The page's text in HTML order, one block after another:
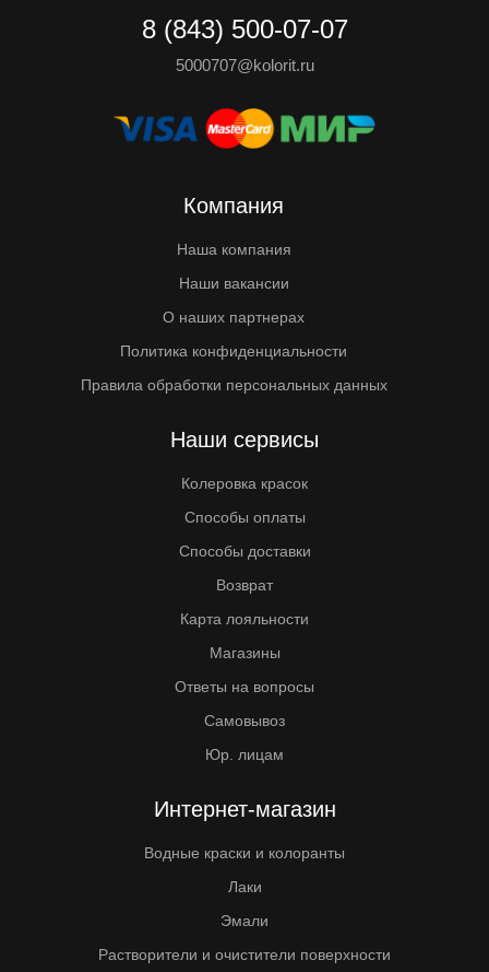
8 (843) 500-07-07
5000707@kolorit.ru
Компания
Наша компания
Наши вакансии
О наших партнерах
Политика конфиденциальности
Правила обработки персональных данных
Наши сервисы
Колеровка красок
Способы оплаты
Способы доставки
Возврат
Карта лояльности
Магазины
Ответы на вопросы
Самовывоз
Юр. лицам
Интернет-магазин
Водные краски и колоранты
Лаки
Эмали
Растворители и очистители поверхности